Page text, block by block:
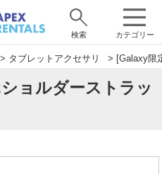
カテゴリー
検索
> タブレットアクセサリ > [Galaxy限
ョルダーストラッ